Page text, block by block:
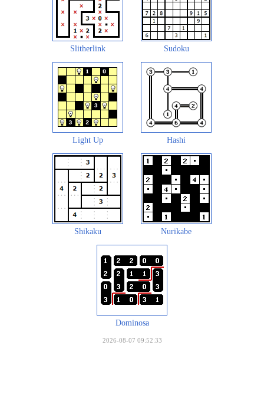
Slitherlink Sudoku
Light Up Hashi
Shikaku Nurikabe
Dominosa
2026-08-07 09:52:33